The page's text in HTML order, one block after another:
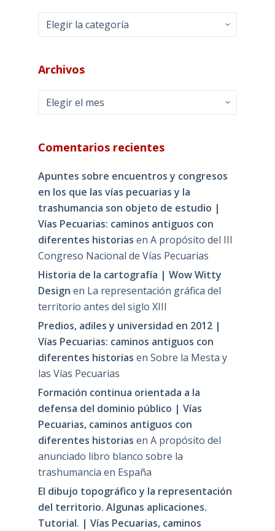
Categorías
Archivos
Archivos
Comentarios recientes
Apuntes sobre encuentros y congresos
en los que las vías pecuarias y la
trashumancia son objeto de estudio |
Vías Pecuarias: caminos antiguos con
diferentes historias en A propósito del III
Congreso Nacional de Vías Pecuarias
Historia de la cartografía | Wow Witty
Design en La representación gráfica del
territorio antes del siglo XIII
Predios, adiles y universidad en 2012 |
Vías Pecuarias: caminos antiguos con
diferentes historias en Sobre la Mesta y
las Vías Pecuarias
Formación continua orientada a la
defensa del dominio público | Vías
Pecuarias, caminos antiguos con
diferentes historias en A propósito del
anunciado libro blanco sobre la
trashumancia en España
El dibujo topográfico y la representación
del territorio. Algunas aplicaciones.
Tutorial. | Vías Pecuarias, caminos